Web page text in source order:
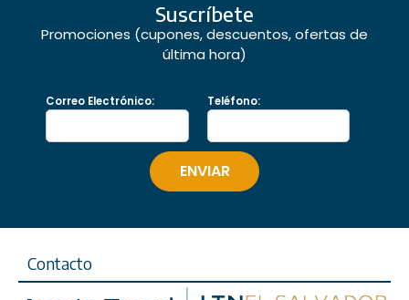
Suscríbete
Promociones (cupones, descuentos, ofertas de
última hora)
Correo Electrónico: Teléfono:
Contacto